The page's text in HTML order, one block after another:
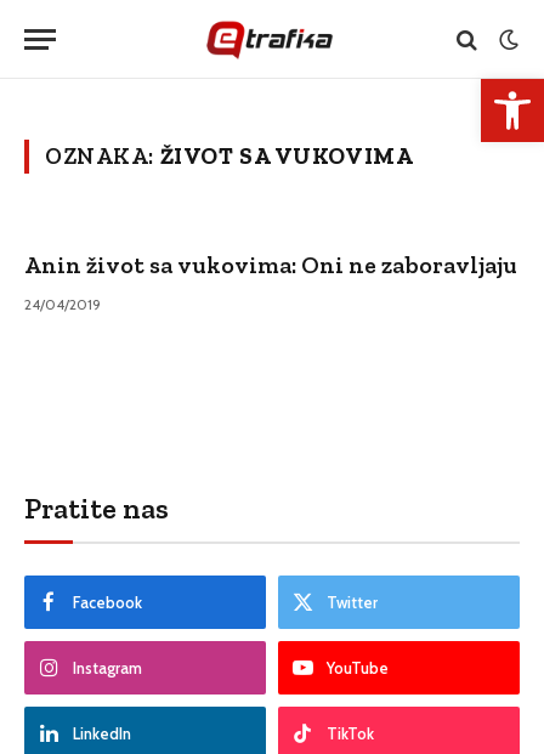
OZNAKA: ŽIVOT SA VUKOVIMA
Anin život sa vukovima: Oni ne zaboravljaju
24/04/2019
Pratite nas
Facebook Twitter
Instagram YouTube
LinkedIn TikTok